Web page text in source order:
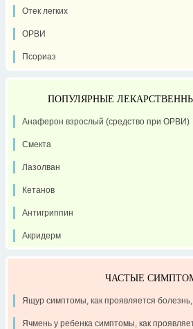
Отек легких
ОРВИ
Псориаз
ПОПУЛЯРНЫЕ
Анаферон взрослый (средство при ОРВИ)
Смекта
Лазолван
Кетанов
Антигриппин
Акридерм
ЧАСТЫЕ
Ящур симптомы, как проявляется болезнь,
Ячмень у ребенка симптомы, как